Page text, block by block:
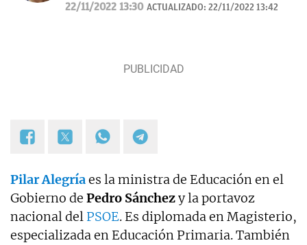
22/11/2022 13:30 ACTUALIZADO: 22/11/2022 13:42
Pilar Alegríaes la ministra de Educación en el
Gobierno de Pedro Sánchezy la portavoz
nacional del PSOE. Es diplomada en Magisterio,
especializada en Educación Primaria. También